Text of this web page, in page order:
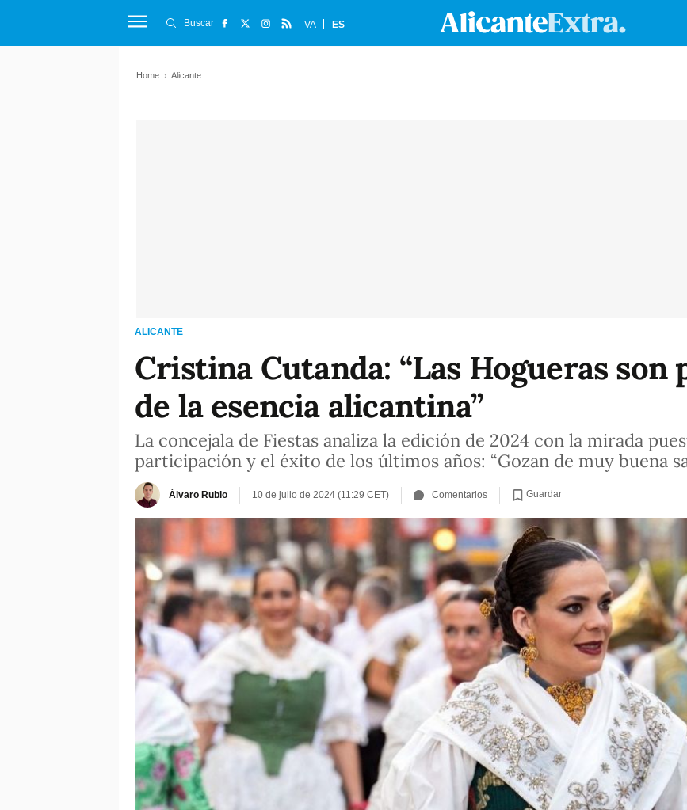
Buscar VA ES
Home Alicante
ALICANTE
Cristina Cutanda: “Las Hogueras
de la esencia alicantina”
La concejala de Fiestas analiza la edición de 2024 con la mirada
participación y el éxito de los últimos años: “Gozan de muy buena
Álvaro Rubio 10 de julio de 2024 (11:29 CET) Comentarios Guardar